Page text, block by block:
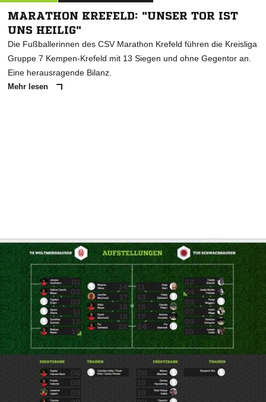
MARATHON KREFELD: "UNSER TOR IST
UNS HEILIG"
Die Fußballerinnen des CSV Marathon Krefeld führen die Kreisliga
Gruppe 7 Kempen-Krefeld mit 13 Siegen und ohne Gegentor an.
Eine herausragende Bilanz.
Mehr lesen